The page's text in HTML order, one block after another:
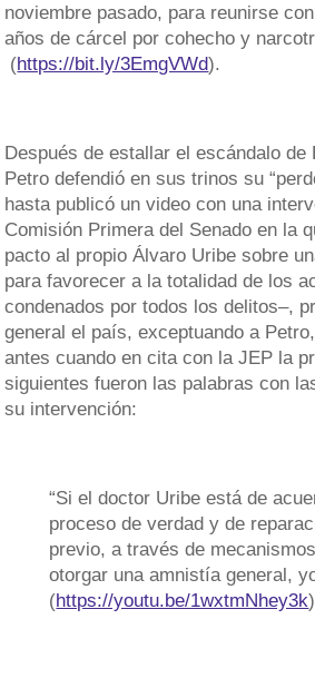
noviembre pasado, para reunirse
años de cárcel por cohecho y
(https://bit.ly/3EmgVWd).
Después de estallar el escándalo
Petro defendió en sus trinos su
hasta publicó un video con una
Comisión Primera del Senado en la
pacto al propio Álvaro Uribe sobre
para favorecer a la totalidad de los
condenados por todos los delitos–,
general el país, exceptuando a
antes cuando en cita con la JEP la
siguientes fueron las palabras con
su intervención:
“Si el doctor Uribe está de
proceso de verdad y de
previo, a través de
otorgar una amnistía general,
(https://youtu.be/1wxtmNhey3k